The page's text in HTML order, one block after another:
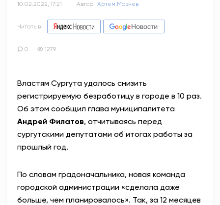
ЭТО У НАС СЕМЕЙНОЕ
АНТИТЕРРОР
НОВОСТИ
82,17 94,84
10.02.2022, 17:21 Автор: Артем Мазнев
Читать в
0 1279
Властям Сургута удалось снизить
регистрируемую безработицу в городе в 10 раз.
Об этом сообщил глава муниципалитета
Андрей Филатов, отчитываясь перед
сургутскими депутатами об итогах работы за
прошлый год.
По словам градоначальника, новая команда
городской администрации «сделала даже
больше, чем планировалось». Так, за 12 месяцев